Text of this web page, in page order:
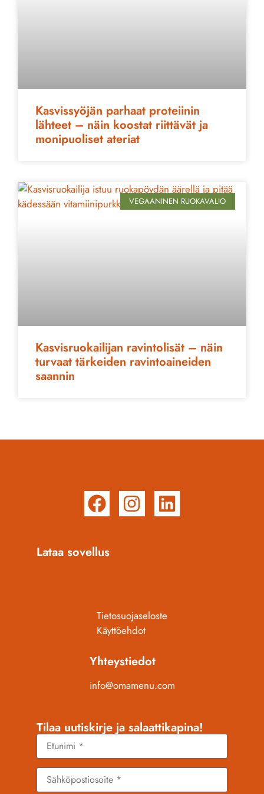
Kasvissyöjän parhaat proteiinin
lähteet – näin koostat riittävät ja
monipuoliset ateriat
VEGAANINEN RUOKAVALIO
Kasvisruokailijan ravintolisät – näin
turvaat tärkeiden ravintoaineiden
saannin
Lataa sovellus
Tietosuojaseloste
Käyttöehdot
Yhteystiedot
info@omamenu.com
Tilaa uutiskirje ja salaattikapina!